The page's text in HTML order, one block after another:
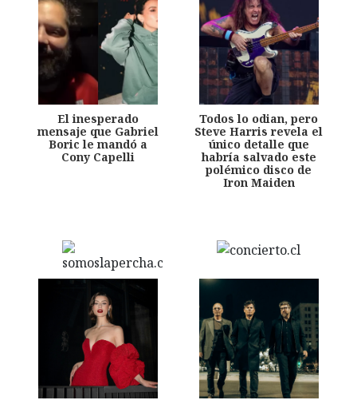
El inesperado
mensaje que Gabriel
Boric le mandó a
Cony Capelli
Todos lo odian, pero
Steve Harris revela el
único detalle que
habría salvado este
polémico disco de
Iron Maiden